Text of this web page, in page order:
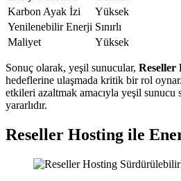
Karbon Ayak İzi
Yüksek
Yenilenebilir Enerji Sınırlı
Maliyet
Yüksek
Sonuç olarak, yeşil sunucular,
hedeflerine ulaşmada kritik bir rol
etkileri azaltmak amacıyla yeşil
yararlıdır.
Reseller Hosting ile